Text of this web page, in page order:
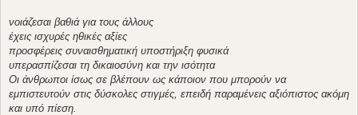
νοιάζεσαι βαθιά για τους άλλους
έχεις ισχυρές ηθικές αξίες
προσφέρεις συναισθηματική υποστήριξη φυσικά
υπερασπίζεσαι τη δικαιοσύνη και την ισότητα
Οι άνθρωποι ίσως σε βλέπουν ως κάποιον που μπορούν να
εμπιστευτούν στις δύσκολες στιγμές, επειδή παραμένεις αξιόπιστος ακόμη
και υπό πίεση.